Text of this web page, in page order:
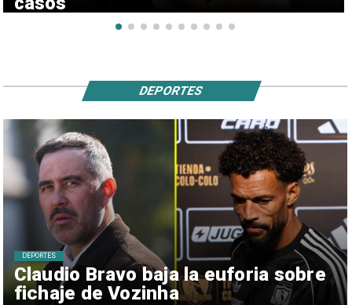
Claudio Bravo baja la euforia sobre
fichaje de Vozinha
DEPORTES
DEPORTES